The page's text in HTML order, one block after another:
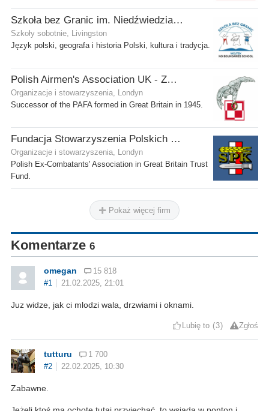
Szkoła bez Granic im. Niedźwiedzia Wojtka
Szkoły sobotnie, Livingston
Język polski, geografa i historia Polski, kultura i tradycja.
Polish Airmen's Association UK - Związek Lotników Polskich WB
Organizacje i stowarzyszenia, Londyn
Successor of the PAFA formed in Great Britain in 1945.
Fundacja Stowarzyszenia Polskich Kombatantów w Wielkiej Brytanii
Organizacje i stowarzyszenia, Londyn
Polish Ex-Combatants' Association in Great Britain Trust
Fund.
Pokaż więcej firm
Komentarze 6
omegan
15 818
#1
21.02.2025, 21:01
Juz widze, jak ci mlodzi wala, drzwiami i oknami.
Lubię to 3 Zgłoś
tutturu
1 700
#2
22.02.2025, 10:30
Zabawne.